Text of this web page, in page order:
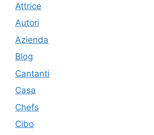
Attrice
Autori
Azienda
Blog
Cantanti
Casa
Chefs
Cibo